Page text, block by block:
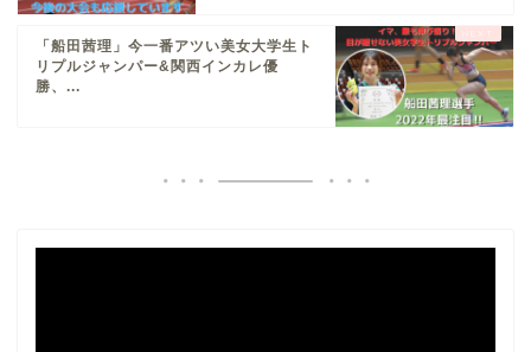
「船田茜理」今一番アツい美女大学生ト
リプルジャンパー&関西インカレ優
勝、...